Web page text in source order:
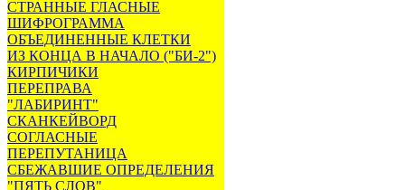
СТРАННЫЕ ГЛАСНЫЕ
ШИФРОГРАММА
ОБЪЕДИНЕННЫЕ КЛЕТКИ
ИЗ КОНЦА В НАЧАЛО ("БИ-2")
КИРПИЧИКИ
ПЕРЕПРАВА
"ЛАБИРИНТ"
СКАНКЕЙВОРД
СОГЛАСНЫЕ
ПЕРЕПУТАНИЦА
СБЕЖАВШИЕ ОПРЕДЕЛЕНИЯ
"ПЯТЬ СЛОВ"